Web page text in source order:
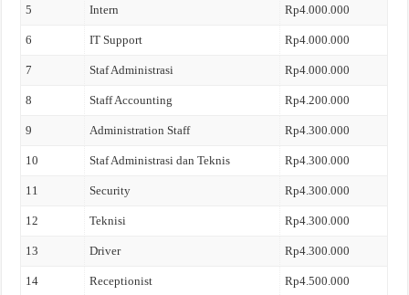
5 Intern Rp4.000.000
6 IT Support Rp4.000.000
7 Staf Administrasi Rp4.000.000
8 Staff Accounting Rp4.200.000
9 Administration Staff Rp4.300.000
10 Staf Administrasi dan Teknis Rp4.300.000
11 Security Rp4.300.000
12 Teknisi Rp4.300.000
13 Driver Rp4.300.000
14 Receptionist Rp4.500.000